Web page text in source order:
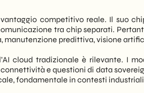
competitivo reale. Il suo
tra chip separati.
manutenzione predittiva, visione
cloud tradizionale è rilevante. I
e questioni di data
fondamentale in contesti